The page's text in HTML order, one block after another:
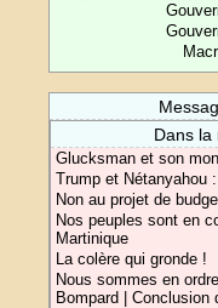
Dans la
Glucksman et son
Trump et Nétanyahou
Non au projet de
Nos peuples sont en
Martinique
La colère qui gronde !
Nous sommes en
Bompard | Conclusion